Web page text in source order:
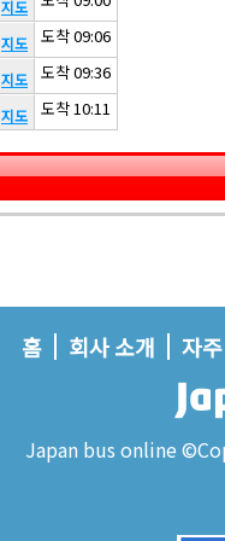
지도
지도 도착 09:06
지도 도착 09:36
지도 도착 10:11
홈 회사 소개 자
Japan bus online